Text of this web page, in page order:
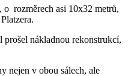
rozměrech asi 10x32 metrů,
nákladnou rekonstrukcí,
nejen v obou sálech, ale